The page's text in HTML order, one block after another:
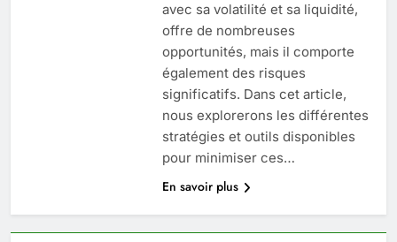
avec sa volatilité et sa liquidité,
offre de nombreuses
opportunités, mais il comporte
également des risques
significatifs. Dans cet article,
nous explorerons les différentes
stratégies et outils disponibles
pour minimiser ces…
En savoir plus